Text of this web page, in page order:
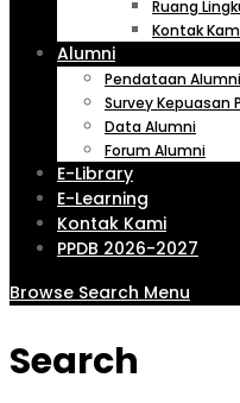
Ruang
Kontak Kami
Alumni
Pendataan Alumni
Survey Kepuasan
Data Alumni
Forum Alumni
E-Library
E-Learning
Kontak Kami
PPDB 2026-2027
Browse Search Menu
Search